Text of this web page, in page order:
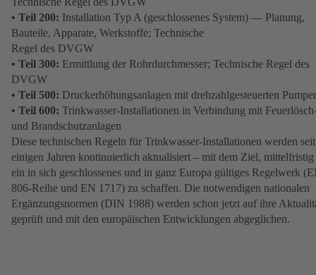
• Teil 200: Installation Typ A (geschlossenes System) — Planung,
Bauteile, Apparate, Werkstoffe; Technische
Regel des DVGW
• Teil 300: Ermittlung der Rohrdurchmesser; Technische Regel des
DVGW
• Teil 500: Druckerhöhungsanlagen mit drehzahlgesteuerten
• Teil 600: Trinkwasser-Installationen in Verbindung mit
und Brandschutzanlagen
Diese technischen Regeln für Trinkwasser-Installationen werden seit
einigen Jahren kontinuierlich aktualisiert – mit dem Ziel, mittelfristig
ein in sich geschlossenes und in ganz Europa gültiges Regelwerk
806-Reihe und EN 1717) zu schaffen. Die notwendigen nationalen
Ergänzungsnormen (DIN 1988) werden schon jetzt auf ihre
geprüft und mit den europäischen Entwicklungen abgeglichen.